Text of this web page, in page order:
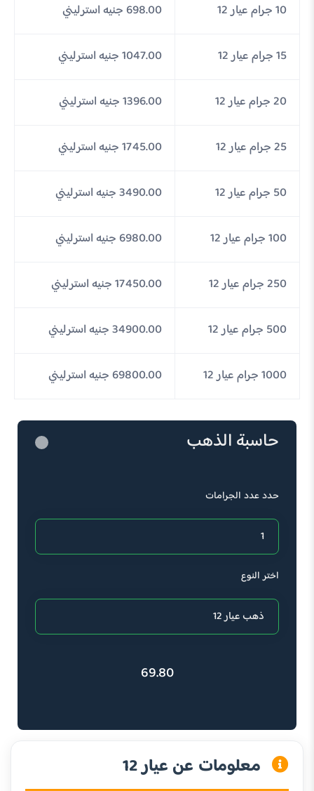
10 جرام عيار 12 698.00 جنيه استرليني
15 جرام عيار 12 1047.00 جنيه استرليني
20 جرام عيار 12 1396.00 جنيه استرليني
25 جرام عيار 12 1745.00 جنيه استرليني
50 جرام عيار 12 3490.00 جنيه استرليني
100 جرام عيار 12 6980.00 جنيه استرليني
250 جرام عيار 12 17450.00 جنيه استرليني
500 جرام عيار 12 34900.00 جنيه استرليني
1000 جرام عيار 12 69800.00 جنيه استرليني
حاسبة الذهب
حدد عدد الجرامات
اختر النوع
69.80
معلومات عن عيار 12